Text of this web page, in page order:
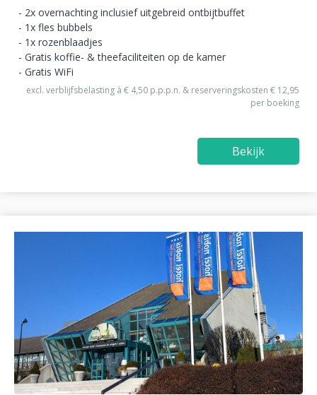
2x overnachting inclusief uitgebreid ontbijtbuffet
1x fles bubbels
1x rozenblaadjes
Gratis koffie- & theefaciliteiten op de kamer
Gratis WiFi
excl. verblijfsbelasting à € 4,50 p.p.p.n. & reserveringskosten € 12,95
per boeking
Bekijk